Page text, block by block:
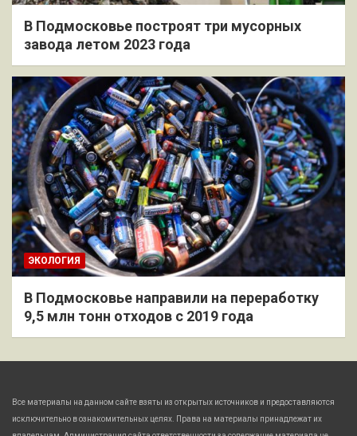
В Подмосковье построят три мусорных
завода летом 2023 года
ЭКОЛОГИЯ
В Подмосковье направили на переработку
9,5 млн тонн отходов с 2019 года
Все материалы на данном сайте взяты из открытых источников и предоставляются
исключительно в ознакомительных целях. Права на материалы принадлежат их